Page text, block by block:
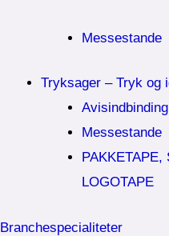
Messestande
Tryksager – Tryk og
Avisindbinding
Messestande
PAKKETAPE,
LOGOTAPE
Branchespecialiteter